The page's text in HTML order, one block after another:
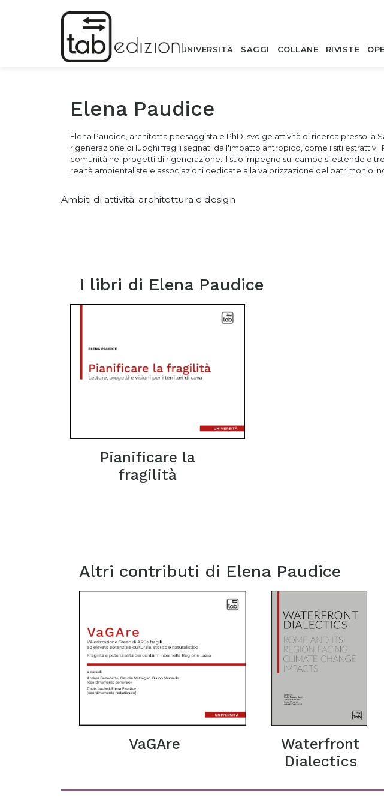
UNIVERSITÀ SAGGI COLLANE RIVISTE
Elena Paudice
Elena Paudice, architetta paesaggista e PhD, svolge attività di ricerca presso la
rigenerazione di luoghi fragili segnati dall'impatto antropico, come i siti
comunità nei progetti di rigenerazione. Il suo impegno sul campo si estende
realtà ambientaliste e associazioni dedicate alla valorizzazione del patrimonio
Ambiti di attività: architettura e design
I libri di Elena Paudice
Pianificare la
fragilità
Altri contributi di Elena Paudice
VaGAre
Waterfront
Dialectics